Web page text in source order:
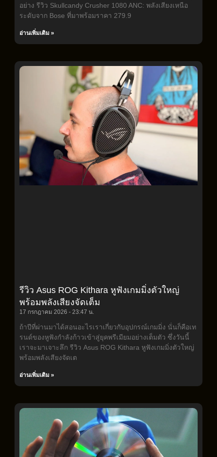
อย่าง รีวิว Skullcandy Crusher 1080 ANC: พลังเสียงเหนือ
ระดับจาก Bose ที่มาพร้อมราคา 279.9
อ่านเพิ่มเติม »
รีวิว Asus ROG Kithara หูฟังเกมมิ่งตัวใหญ่
พร้อมพลังเสียงจัดเต็ม
17 กรกฎาคม 2026 23:47 น.
ถ้าปีที่ผ่านมาได้สอนอะไรเราเกี่ยวกับอุปกรณ์เกมมิ่ง นั่นก็คือเท
รนด์ของหูฟังกำลังก้าวเข้าสู่ยุคพรีเมียมอย่างเต็มตัว ซึ่งวันนี้
เราจะมาเจาะลึก รีวิว Asus ROG Kithara หูฟังเกมมิ่งตัวใหญ่
พร้อมพลังเสียงจัดเต
อ่านเพิ่มเติม »